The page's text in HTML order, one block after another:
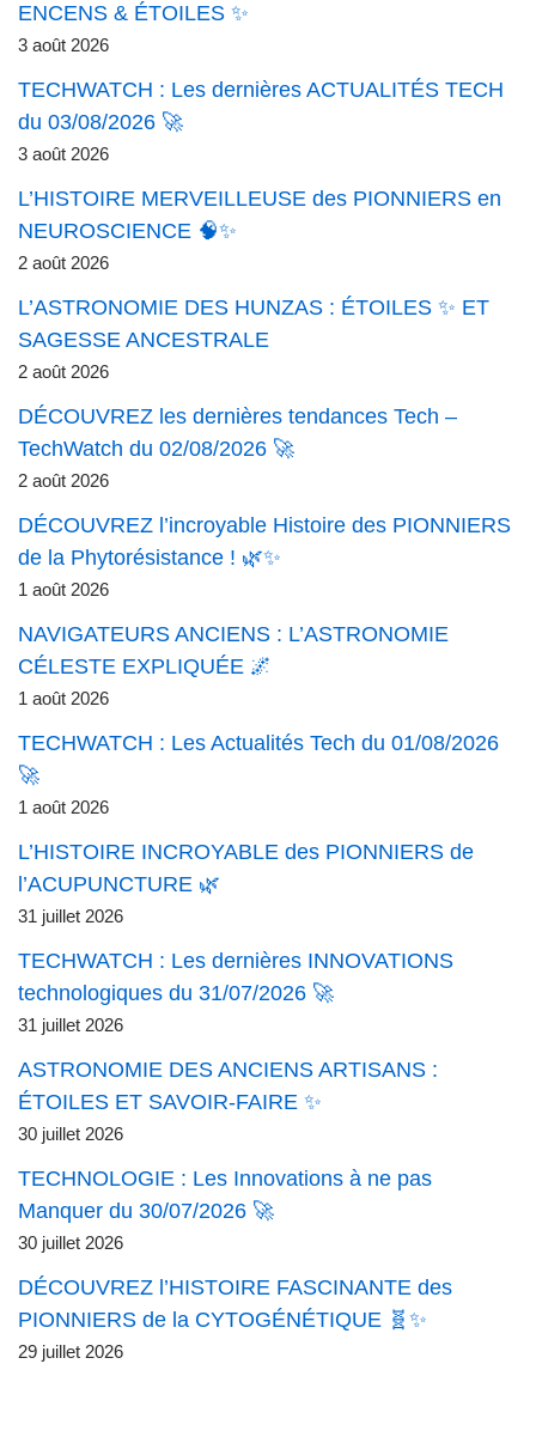
ENCENS & ÉTOILES ✨
3 août 2026
TECHWATCH : Les dernières ACTUALITÉS TECH
du 03/08/2026 🚀
3 août 2026
L’HISTOIRE MERVEILLEUSE des PIONNIERS en
NEUROSCIENCE 🧠✨
2 août 2026
L’ASTRONOMIE DES HUNZAS : ÉTOILES ✨ ET
SAGESSE ANCESTRALE
2 août 2026
DÉCOUVREZ les dernières tendances Tech –
TechWatch du 02/08/2026 🚀
2 août 2026
DÉCOUVREZ l’incroyable Histoire des PIONNIERS
de la Phytorésistance ! 🌿✨
1 août 2026
NAVIGATEURS ANCIENS : L’ASTRONOMIE
CÉLESTE EXPLIQUÉE 🌌
1 août 2026
TECHWATCH : Les Actualités Tech du 01/08/2026
🚀
1 août 2026
L’HISTOIRE INCROYABLE des PIONNIERS de
l’ACUPUNCTURE 🌿
31 juillet 2026
TECHWATCH : Les dernières INNOVATIONS
technologiques du 31/07/2026 🚀
31 juillet 2026
ASTRONOMIE DES ANCIENS ARTISANS :
ÉTOILES ET SAVOIR-FAIRE ✨
30 juillet 2026
TECHNOLOGIE : Les Innovations à ne pas
Manquer du 30/07/2026 🚀
30 juillet 2026
DÉCOUVREZ l’HISTOIRE FASCINANTE des
PIONNIERS de la CYTOGÉNÉTIQUE 🧬✨
29 juillet 2026